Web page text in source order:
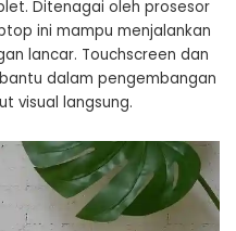
Ditenagai oleh prosesor
ini mampu menjalankan
lancar. Touchscreen dan
dalam pengembangan
visual langsung​​.